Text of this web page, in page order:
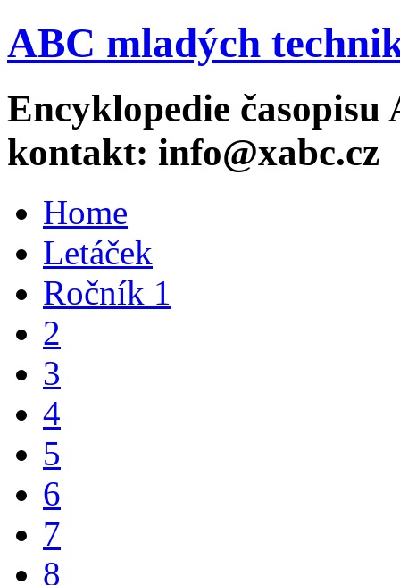
ABC mladých
Encyklopedie časopisu
kontakt: info@xabc.cz
Home
Letáček
Ročník 1
2
3
4
5
6
7
8